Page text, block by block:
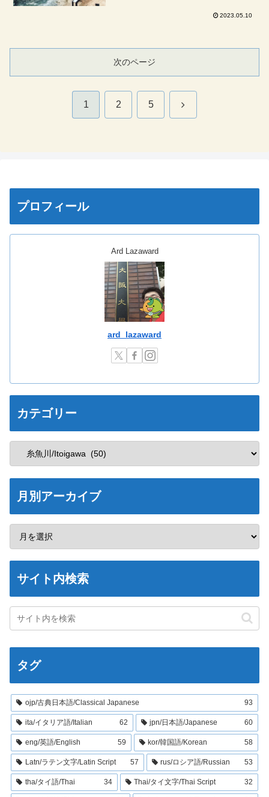
2023.05.10
次のページ
1 2 5 次
プロフィール
Ard Lazaward
ard_lazaward
カテゴリー
月別アーカイブ
サイト内検索
タグ
ojp/古典日本語/Classical Japanese 93
ita/イタリア語/Italian 62 jpn/日本語/Japanese 60
eng/英語/English 59 kor/韓国語/Korean 58
Latn/ラテン文字/Latin Script 57 rus/ロシア語/Russian 53
tha/タイ語/Thai 34 Thai/タイ文字/Thai Script 32